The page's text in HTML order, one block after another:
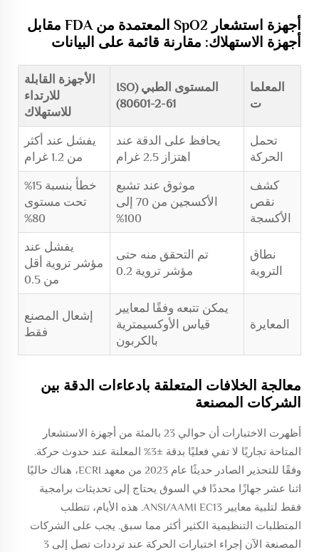
أجهزة استشعار SpO2 المعتمدة من FDA مقابل
أجهزة الاستهلاك: مقارنة قائمة على البيانات
المعلما
ت
المستوى الطبي (ISO
80601-2-61)
الأجهزة القابلة
للارتداء
للاستهلاك
تحمل
الحركة
يحافظ على الدقة عند
اهتزاز 2.5 غرام
يفشل عند أكثر
من 1.2 غرام
كشف
نقص
الأكسجة
موثوق عند تشبع
الأكسجين من 70 إلى
100%
خطأ بنسبة 15%
تحت مستوى
80%
نطاق
التروية
تم التحقق منه حتى
مؤشر تروية 0.2
يفشل عند
مؤشر تروية أقل
من 0.5
المعايرة
يمكن تتبعه وفقًا لمعايير
قياس الأوكسيمترية
بالكربون
إشعال المصنع
فقط
معالجة الخلافات المتعلقة بادعاءات الدقة بين
الشركات المصنعة
أظهرت الاختبارات أن حوالي 23 بالمئة من أجهزة الاستشعار
المتاحة تجاريًا لا تفي فعليًا بدقة ±3% المعلنة عند حدوث حركة.
وفقًا للتحذير الصادر حديثًا عام 2023 من معهد ECRI، هناك حاليًا
اثنا عشر جهازًا محددًا في السوق يحتاج إلى تحديثات برامجية
فقط لتلبية معايير ANSI/AAMI EC13. هذه الأيام، تتطلب
المتطلبات التنظيمية الكثير أكثر مما سبق. يجب على الشركات
المصنعة الآن إجراء اختبارات الحركة عند ترددات تصل إلى 3